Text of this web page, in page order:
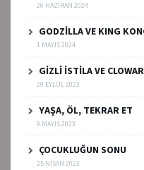
26 HAZIRAN 2024
GODZİLLA VE KING
1 MAYIS 2024
GİZLİ İSTİLA VE
29 EYLÜL 2023
YAŞA, ÖL, TEKRAR ET
9 MAYIS 2023
ÇOCUKLUĞUN SONU
25 NISAN 2023